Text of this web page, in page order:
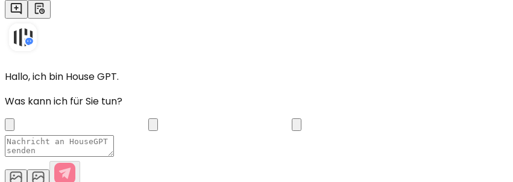
Hallo, ich bin House GPT.
Was kann ich für Sie tun?